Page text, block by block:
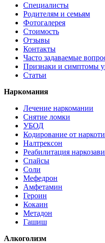
Специалисты
Родителям и семьям
Фотогалерея
Стоимость
Отзывы
Контакты
Часто задаваемые
Признаки и симптомы
Статьи
Наркомания
Лечение наркомании
Снятие ломки
УБОД
Кодирование от
Налтрексон
Реабилитация
Спайсы
Соли
Мефедрон
Амфетамин
Героин
Кокаин
Метадон
Гашиш
Алкоголизм